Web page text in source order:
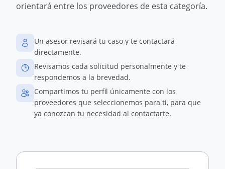
orientará entre los proveedores de esta categoría.
Un asesor revisará tu caso y te contactará
directamente.
Revisamos cada solicitud personalmente y te
respondemos a la brevedad.
Compartimos tu perfil únicamente con los
proveedores que seleccionemos para ti, para que
ya conozcan tu necesidad al contactarte.